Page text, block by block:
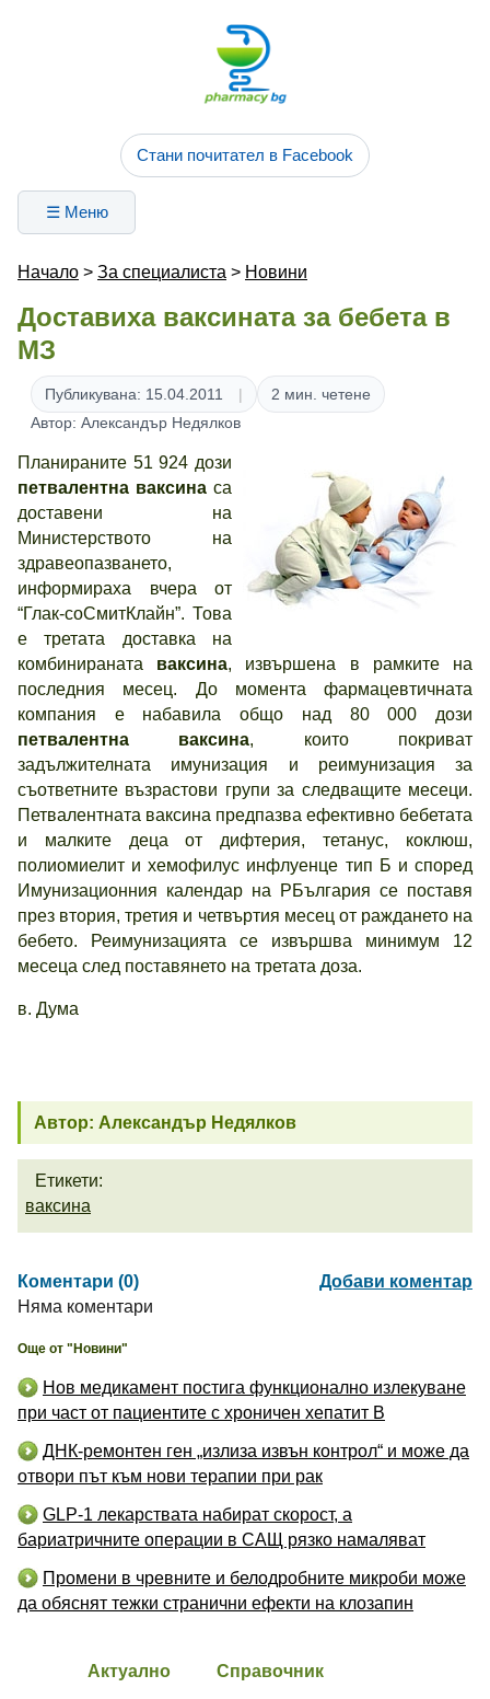
Стани почитател в Facebook
☰ Меню
Начало > За специалиста > Новини
Доставиха ваксината за бебета в
МЗ
Публикувана: 15.04.2011
2 мин. четене
Автор: Александър Недялков
Планираните 51 924 дози
петвалентна ваксина са
доставени на
Министерството на
здравеопазването,
информираха вчера от
“Глак-соСмитКлайн”. Това
е третата доставка на
комбинираната ваксина, извършена в рамките на
последния месец. До момента фармацевтичната
компания е набавила общо над 80 000 дози
петвалентна ваксина, които покриват
задължителната имунизация и реимунизация за
съответните възрастови групи за следващите месеци.
Петвалентната ваксина предпазва ефективно бебетата
и малките деца от дифтерия, тетанус, коклюш,
полиомиелит и хемофилус инфлуенце тип Б и според
Имунизационния календар на РБългария се поставя
през втория, третия и четвъртия месец от раждането на
бебето. Реимунизацията се извършва минимум 12
месеца след поставянето на третата доза.
в. Дума
Автор: Александър Недялков
Етикети:
ваксина
Коментари (0)
Добави коментар
Няма коментари
Още от "Новини"
Нов медикамент постига функционално излекуване
при част от пациентите с хроничен хепатит B
ДНК-ремонтен ген „излиза извън контрол“ и може да
отвори път към нови терапии при рак
GLP-1 лекарствата набират скорост, а
бариатричните операции в САЩ рязко намаляват
Промени в чревните и белодробните микроби може
да обяснят тежки странични ефекти на клозапин
Актуално Справочник